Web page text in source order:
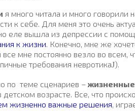
я много читала и много говорили
к себе. Для меня это очень
еле вышла из депрессии с
к жизни. Конечно, мне же
мне постоянно везло во всем,
требования невротикаJ).
по теме сценариев –
возрасте. Все, что
жизненно важные решения ,